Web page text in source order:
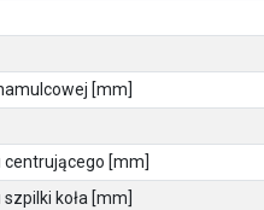
[mm]
centrującego [mm]
koła [mm]